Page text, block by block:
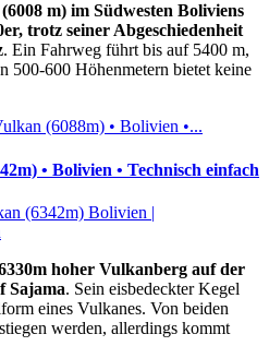
m) im Südwesten Boliviens
trotz seiner Abgeschiedenheit
. Ein Fahrweg führt bis auf 5400 m,
500-600 Höhenmetern bietet keine
(6088m) • Bolivien •...
• Bolivien • Technisch einfach
hoher Vulkanberg auf der
Sajama. Sein eisbedeckter Kegel
eines Vulkanes. Von beiden
werden, allerdings kommt